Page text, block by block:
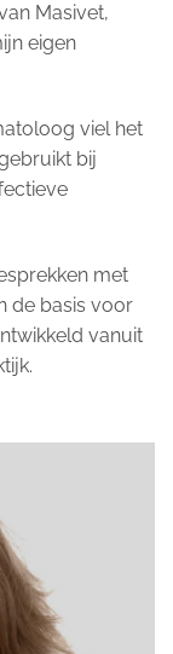
Masivet,
eigen
viel het
bij
met
de basis voor
vanuit